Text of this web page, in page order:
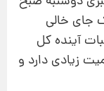
جای خالی
آینده کل
زیادی دارد و